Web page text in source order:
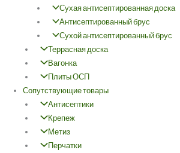
Сухая антисептированная доска
Антисептированный брус
Сухой антисептированный брус
Террасная доска
Вагонка
Плиты ОСП
Сопутствующие товары
Антисептики
Крепеж
Метиз
Перчатки